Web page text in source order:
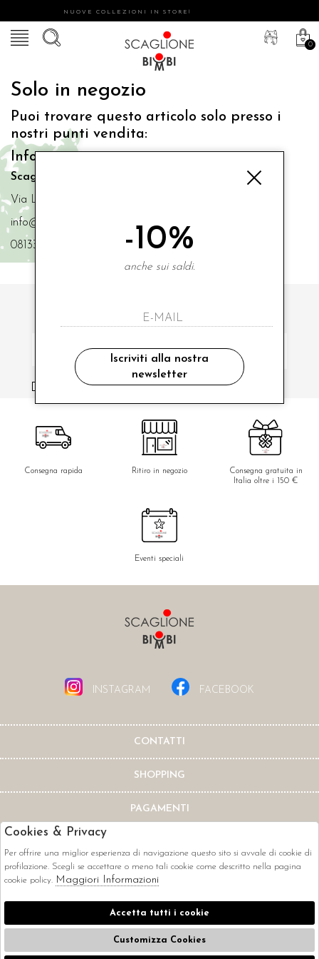
NUOVE COLLEZIONI IN STORE!
0
Solo in negozio
Puoi trovare questo articolo solo presso i
nostri punti vendita:
Info contatti
Scaglione Bimbi di Iacono Maria Angela
Via Luigi Mazzella,73 80077 Ischia
info@scaglionebimbi.com
0813331162
ISCRIVITI ALLA NOSTRA NEWSLETTER
ho letto ed accettato le condizioni sulla privacy.
Consegna rapida Ritiro in negozio
Consegna gratuita in
Italia oltre i 150 €
Eventi speciali
INSTAGRAM FACEBOOK
CONTATTI
SHOPPING
PAGAMENTI
CORRIERI
-10%
anche sui saldi.
Iscriviti alla nostra
newsletter
Cookies & Privacy
Per offrire una miglior esperienza di navigazione questo sito si avvale di cookie di
profilazione. Scegli se accettare o meno tali cookie come descritto nella pagina
cookie policy. Maggiori Informazioni
Accetta tutti i cookie
Customizza Cookies